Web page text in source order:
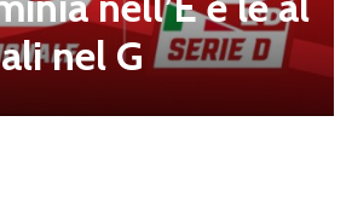
Alberto De Ro
Presidente d